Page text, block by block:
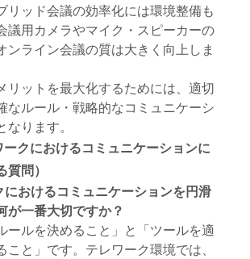
リッド会議の効率化には環境整備も
議用カメラやマイク・スピーカーの
ンライン会議の質は大きく向上しま
リットを最大化するためには、適切
なルール・戦略的なコミュニケーシ
なります。
ークにおけるコミュニケーションに
問）
におけるコミュニケーションを円滑
が一番大切ですか？
ールを決めること」と「ツールを適
こと」です。テレワーク環境では、